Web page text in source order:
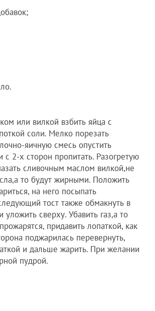
или вилкой взбить яйца с
соли. Мелко порезать
яичную смесь опустить
с 2-х сторон пропитать. Разогретую
сливочным маслом вилкой,не
то будут жирными. Положить
на него посыпать
тост также обмакнуть в
уложить сверху. Убавить газ,а то
придавить лопаткой, как
поджарилась перевернуть,
и дальше жарить. При желании
пудрой.